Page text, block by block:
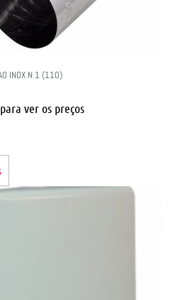
INOX N 1 (110)
ver os preços